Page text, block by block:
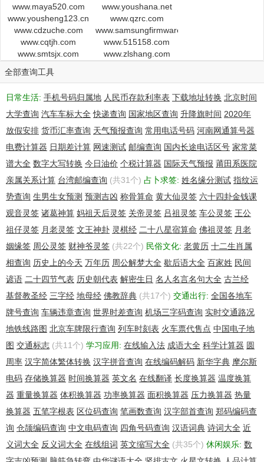
make possible,
dissemination or collection of this data, in part or in its entirety,
for any
purpose, such as the transmission of unsolicited advertising
and
and solicitations of any kind, including spam. You further agree
robotic electronic
processes designed to collect or compile this data for any
purpose,
including mining this data for your own personal or commercial
purposes.
Please note: the registrant of the domain name is specified
in the "registrant" section. In most cases, GoDaddy.com, LLC
is not the registrant of domain names listed in this database.
www.maya520.com
www.youshana.net
www.yousheng123.cn
www.qzrc.com
www.cdzuche.com
www.samsungfirmwareworld.com
www.cqtjh.com
www.515158.com
www.smtsjx.com
www.zlshang.com
全部查询工具
日常生活: 手机号码归属地 人民币存款利率表 下载地址转换 北京时间
大学查询 汽车车标大全 快递查询 国家地区查询 升降旗时间 2020年
放假安排 货币汇率查询 天气预报查询 常用电话号码 河南网通算号器
电费计算器 日期差计算 网速测试 邮编查询 国内长途电话区号 家常菜
谱大全 数字大写转换 今日油价 个税计算器 国际天气预报 莆田系医院
亲属关系计算 台湾邮编查询 (共31个) 占卜求签: 姓名缘分测试 指纹运
势查询 生男生女预测 预测吉凶 称骨算命 黄大仙灵签 六十四卦金钱课
观音灵签 诸葛神算 妈祖天后灵签 关帝灵签 吕祖灵签 车公灵签 王公
祖仔灵签 月老灵签 文王神卦 灵棋经 二十八星宿算命 佛祖灵签 月老
姻缘签 周公灵签 财神爷灵签 (共22个) 民俗文化: 老黄历 十二生肖属
相查询 历史上的今天 万年历 周公解梦大全 歇后语大全 百家姓 民间
谚语 二十四节气表 历史朝代表 解密生日 名人名言名句大全 古兰经
基督教圣经 三字经 地母经 佛教辞典 (共17个) 交通出行: 全国各地车
牌号查询 车辆违章查询 世界时差查询 机场三字码查询 实时交通路况
地铁线路图 北京车牌限行查询 列车时刻表 火车票代售点 中国电子地
图 交通标志 (共11个) 学习应用: 在线输入法 成语大全 科学计算器 圆
周率 汉字简体繁体转换 汉字拼音查询 在线编码解码 新华字典 摩尔斯
电码 存储换算器 时间换算器 英文名 在线翻译 长度换算器 温度换算
器 重量换算器 体积换算器 功率换算器 面积换算器 压力换算器 热量
换算器 五笔字根表 区位码查询 笔画数查询 汉字部首查询 郑码编码查
询 仓颉编码查询 中文电码查询 四角号码查询 汉语词典 诗词大全 近
义词大全 反义词大全 在线组词 英文缩写大全 (共35个) 休闲娱乐: 数